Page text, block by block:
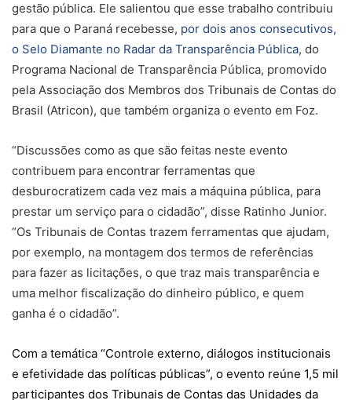
gestão pública. Ele salientou que esse trabalho contribuiu
para que o Paraná recebesse, por dois anos consecutivos,
o Selo Diamante no Radar da Transparência Pública, do
Programa Nacional de Transparência Pública, promovido
pela Associação dos Membros dos Tribunais de Contas do
Brasil (Atricon), que também organiza o evento em Foz.
“Discussões como as que são feitas neste evento
contribuem para encontrar ferramentas que
desburocratizem cada vez mais a máquina pública, para
prestar um serviço para o cidadão”, disse Ratinho Junior.
“Os Tribunais de Contas trazem ferramentas que ajudam,
por exemplo, na montagem dos termos de referências
para fazer as licitações, o que traz mais transparência e
uma melhor fiscalização do dinheiro público, e quem
ganha é o cidadão”.
Com a temática “Controle externo, diálogos institucionais
e efetividade das políticas públicas”, o evento reúne 1,5 mil
participantes dos Tribunais de Contas das Unidades da